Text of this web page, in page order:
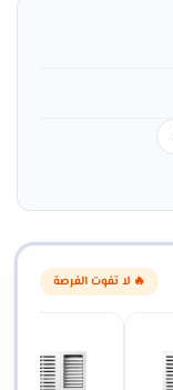
🔥 لا تفوت الفرصة